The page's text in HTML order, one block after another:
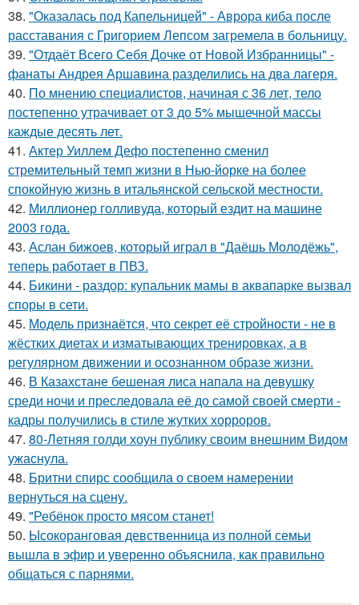
38. "Оказалась под Капельницей" - Аврора киба после
расставания с Григорием Лепсом загремела в больницу.
39. "Отдаёт Всего Себя Дочке от Новой Избранницы" -
фанаты Андрея Аршавина разделились на два лагеря.
40. По мнению специалистов, начиная с 36 лет, тело
постепенно утрачивает от 3 до 5% мышечной массы
каждые десять лет.
41. Актер Уиллем Дефо постепенно сменил
стремительный темп жизни в Нью-йорке на более
спокойную жизнь в итальянской сельской местности.
42. Миллионер голливуда, который ездит на машине
2003 года.
43. Аслан бижоев, который играл в "Даёшь Молодёжь",
теперь работает в ПВЗ.
44. Бикини - раздор: купальник мамы в аквапарке вызвал
споры в сети.
45. Модель признаётся, что секрет её стройности - не в
жёстких диетах и изматывающих тренировках, а в
регулярном движении и осознанном образе жизни.
46. В Казахстане бешеная лиса напала на девушку
среди ночи и преследовала её до самой своей смерти -
кадры получились в стиле жутких хорроров.
47. 80-Летняя голди хоун публику своим внешним Видом
ужаснула.
48. Бритни спирс сообщила о своем намерении
вернуться на сцену.
49. "Ребёнок просто мясом станет!
50. Ысокоранговая девственница из полной семьи
вышла в эфир и уверенно объяснила, как правильно
общаться с парнями.